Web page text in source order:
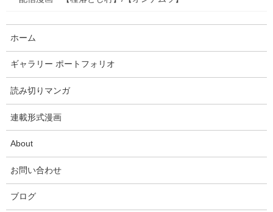
2024年4月
2024年3月
2024年2月
2024年1月
2023年9月
2023年7月
2023年4月
ホーム
ギャラリー ポートフォリオ
読み切りマンガ
連載形式漫画
About
お問い合わせ
ブログ